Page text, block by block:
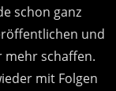
schon ganz
und
mehr schaffen.
mit Folgen